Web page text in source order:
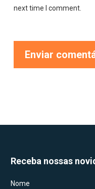
next time I comment.
Receba nossas
Nome